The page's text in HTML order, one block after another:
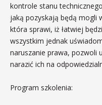
kontrole stanu
jaką pozyskają będą mogli
która sprawi, iż łatwiej
wszystkim jednak
naruszanie prawa, pozwoli
narazić ich na
Program szkolenia: